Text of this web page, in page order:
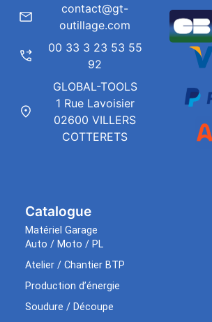
Catalogue
Matériel Garage
Auto / Moto / PL
Atelier / Chantier BTP
Production d’énergie
Soudure / Découpe
contact@gt-
outillage.com
00 33 3 23 53 55
92
GLOBAL-TOOLS
1 Rue Lavoisier
02600 VILLERS
COTTERETS